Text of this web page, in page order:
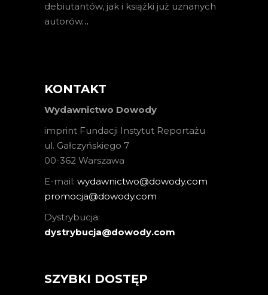
debiutantów, jak i książki już uznanych
autorów…
KONTAKT
Wydawnictwo Dowody
imprint Fundacji Instytut Reportażu
ul. Gałczyńskiego 7
00-362 Warszawa
E-mail: wydawnictwo@dowody.com
promocja@dowody.com
Dystrybucja:
dystrybucja@dowody.com
SZYBKI DOSTĘP